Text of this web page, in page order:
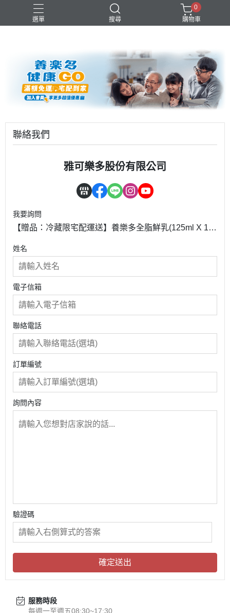
選單 搜尋
優酪乳 益生菌 養樂多 高級鮮乳
0
購物車
聯絡我們
雅可樂多股份有限公司
我要詢問
【贈品：冷藏限宅配運送】養樂多全脂鮮乳(125ml X 1
姓名
電子信箱
聯絡電話
訂單編號
詢問內容
驗證碼
確定送出
服務時段
每週一至週五08:30~17:30